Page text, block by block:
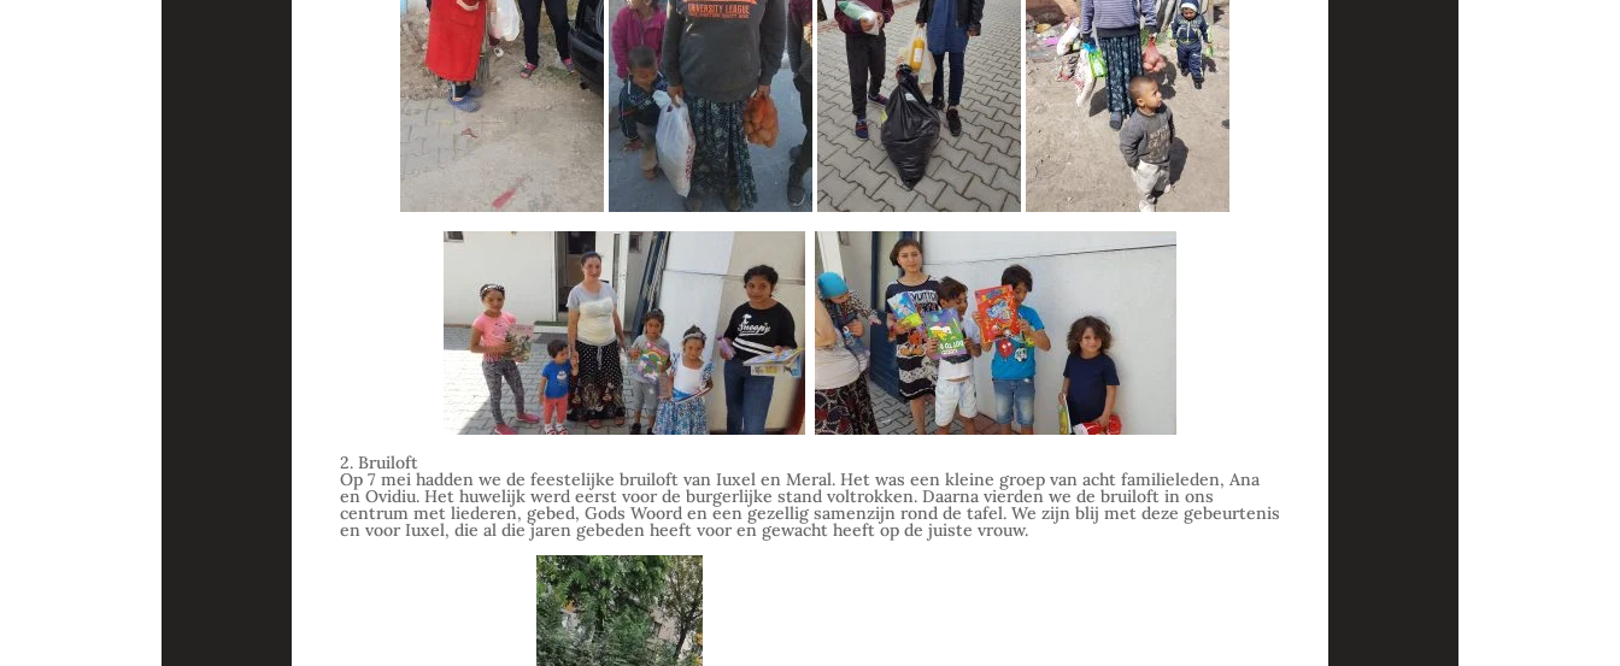
2. Bruiloft
Op 7 mei hadden we de feestelijke bruiloft van Iuxel en Meral. Het was een kleine groep van acht familieleden, Ana
en Ovidiu. Het huwelijk werd eerst voor de burgerlijke stand voltrokken. Daarna vierden we de bruiloft in ons
centrum met liederen, gebed, Gods Woord en een gezellig samenzijn rond de tafel. We zijn blij met deze gebeurtenis
en voor Iuxel, die al die jaren gebeden heeft voor en gewacht heeft op de juiste vrouw.